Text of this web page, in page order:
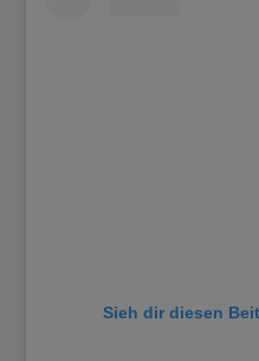
Sieh dir diesen